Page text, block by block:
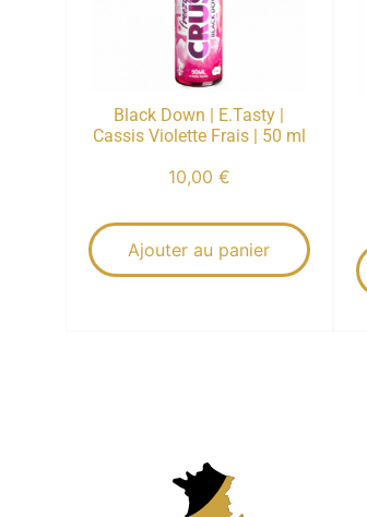
Black Down | E.Tasty |
Cassis Violette Frais | 50 ml
10,00 €
Ajouter au panier